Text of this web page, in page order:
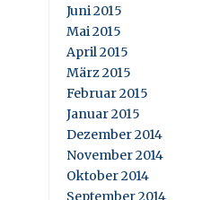
Juni 2015
Mai 2015
April 2015
März 2015
Februar 2015
Januar 2015
Dezember 2014
November 2014
Oktober 2014
September 2014